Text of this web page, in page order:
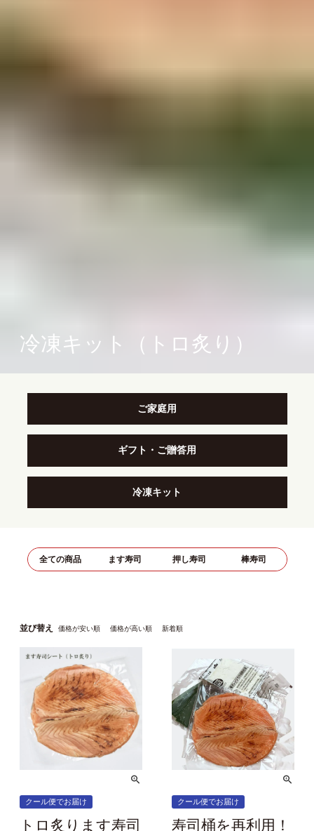
冷凍キット（トロ炙り）
ご家庭用
ギフト・ご贈答用
冷凍キット
全ての商品 ます寿司 押し寿司 棒寿司
並び替え 価格が安い順 価格が高い順 新着順
クール便でお届け
トロ炙ります寿司
クール便でお届け
寿司桶を再利用！